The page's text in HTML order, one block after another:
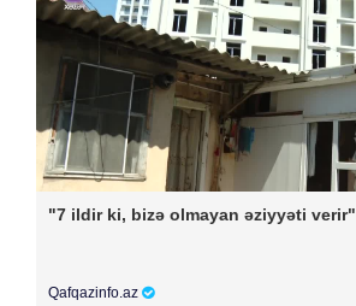
"7 ildir ki, bizə olmayan əziyyəti verir"
Qafqazinfo.az